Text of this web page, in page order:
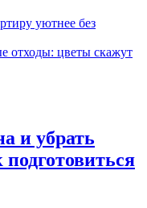
уютнее без
отходы: цветы скажут
и убрать